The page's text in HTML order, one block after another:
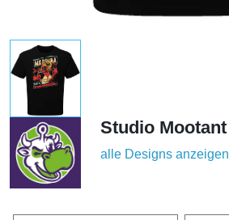
Studio Mootant
alle Designs anzeigen